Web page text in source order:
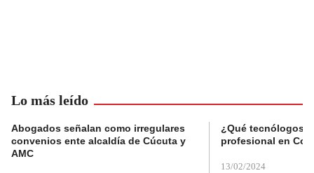
Lo más leído
Abogados señalan como irregulares
convenios ente alcaldía de Cúcuta y
AMC
¿Qué tecnólogos
profesional en
13/02/2024